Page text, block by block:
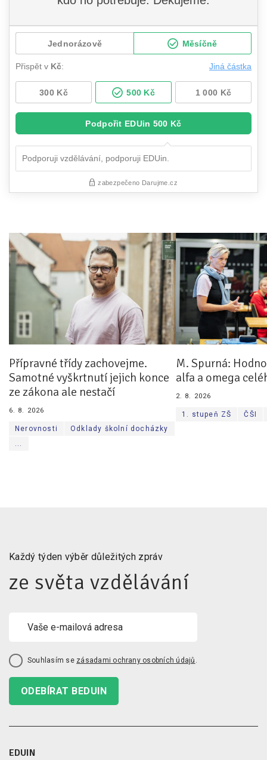
Přípravné třídy zachovejme.
Samotné vyškrtnutí jejich konce
ze zákona ale nestačí
6. 8. 2026
Nerovnosti
Odklady školní docházky
...
M. Spurná:
alfa a omega
2. 8. 2026
1. stupeň ZŠ ČŠI
Každý týden výběr důležitých zpráv
ze světa vzdělávání
Souhlasím se zásadami ochrany osobních údajů .
ODEBÍRAT BEDUIN
EDUIN